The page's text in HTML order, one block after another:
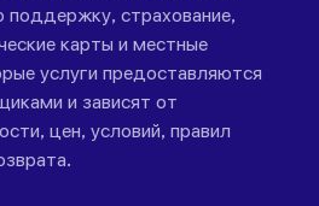
поддержку, страхование,
карты и местные
услуги предоставляются
и зависят от
цен, условий, правил